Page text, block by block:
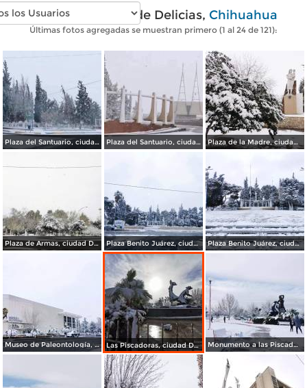
Fotos modernas de Delicias, Chihuahua
Últimas fotos agregadas se muestran primero (1 al 24 de 121):
Plaza del Santuario, ciudad Delicias Chihuahua. Plaza del Santuario, ciudad Delicias. Plaza de la Madre, ciudad Delicias.
Plaza de Armas, ciudad Delicias. Plaza Benito Juárez, ciudad Delicias Chihuahua. Plaza Benito Juárez, ciudad Delicias.
Museo de Paleontología, ciudad Delicias. Las Piscadoras, ciudad Delicias Chihuahua. Monumento a las Piscadoras, ciudad Delicias Chihuahua.